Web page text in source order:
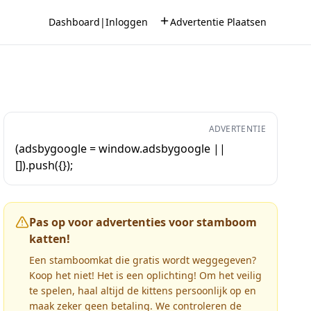
Dashboard |Inloggen Advertentie Plaatsen
ADVERTENTIE
(adsbygoogle = window.adsbygoogle ||
[]).push({});
Pas op voor advertenties voor stamboom
katten!
Een stamboomkat die gratis wordt weggegeven?
Koop het niet! Het is een oplichting! Om het veilig
te spelen, haal altijd de kittens persoonlijk op en
maak zeker geen betaling. We controleren de